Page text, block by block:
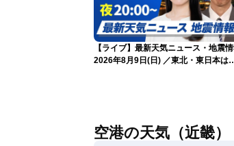
【ライブ】最新天気ニュース・地震
2026年8月9日(日) ／東北・東日本は
空港の天気（近畿）